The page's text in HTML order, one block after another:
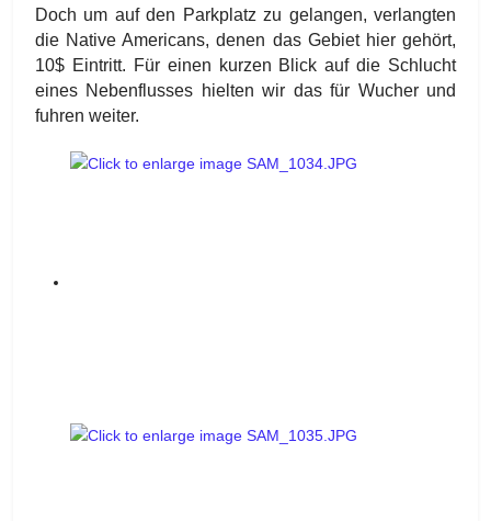
Doch um auf den Parkplatz zu gelangen, verlangten
die Native Americans, denen das Gebiet hier gehört,
10$ Eintritt. Für einen kurzen Blick auf die Schlucht
eines Nebenflusses hielten wir das für Wucher und
fuhren weiter.